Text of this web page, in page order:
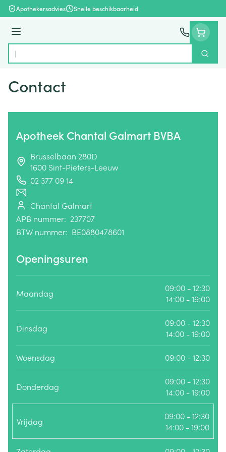
Ga naar de inhoud
Apothekersadvies Snelle beschikbaarheid
Menu
Product, merk, categorie...
Zoek
Contact
Apotheek Chantal Galmart BVBA
address
Brusselbaan 280D
1600 Sint-Pieters-Leeuw
Telefoon
02 377 09 14
E-mailadres
Apotheek titularis
Chantal Galmart
APB nummer
APB nummer: 237707
BTW nummer
BTW nummer: BE0880478601
Openingsuren
Maandag
09:00 - 12:30
14:00 - 19:00
Dinsdag
09:00 - 12:30
14:00 - 19:00
Woensdag 09:00 - 12:30
Donderdag
09:00 - 12:30
14:00 - 19:00
Vrijdag
09:00 - 12:30
14:00 - 19:00